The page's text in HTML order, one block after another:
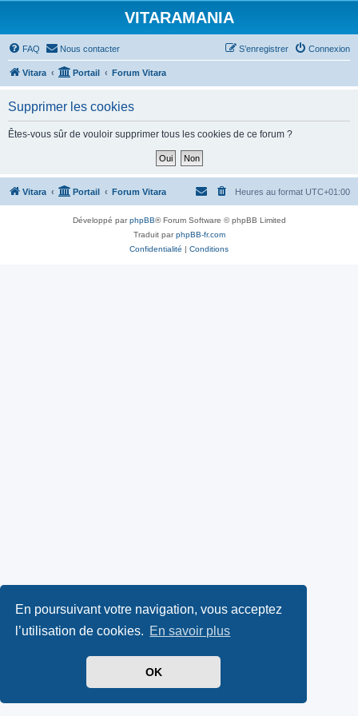
En poursuivant votre navigation, vous acceptez
l’utilisation de cookies. En savoir plus
OK
VITARAMANIA
FAQ Nous contacter Connexion
S’enregistrer
Vitara Portail Forum Vitara
Supprimer les cookies
Êtes-vous sûr de vouloir supprimer tous les cookies de ce forum ?
Vitara Portail Forum Vitara Heures au format UTC+01:00
Développé parphpBB® Forum Software © phpBB Limited
Traduit parphpBB-fr.com
Confidentialité | Conditions